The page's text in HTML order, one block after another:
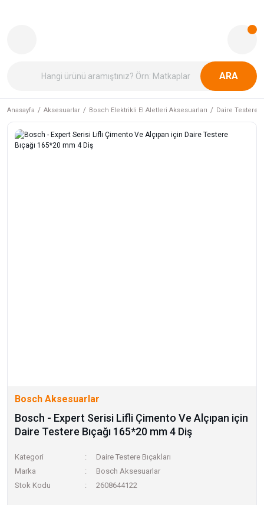
ARA
Anasayfa Aksesuarlar Bosch Elektrikli El Aletleri Aksesuarları Daire Testere
Bosch Aksesuarlar
Bosch - Expert Serisi Lifli Çimento Ve Alçıpan için
Daire Testere Bıçağı 165*20 mm 4 Diş
Kategori
Daire Testere Bıçakları
Marka
Bosch Aksesuarlar
Stok Kodu
2608644122